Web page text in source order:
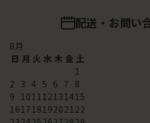
配送・お問い
8月
日 月 火 水 木 金 土
1
2 3 4 5 6 7 8
9 101112131415
16171819202122